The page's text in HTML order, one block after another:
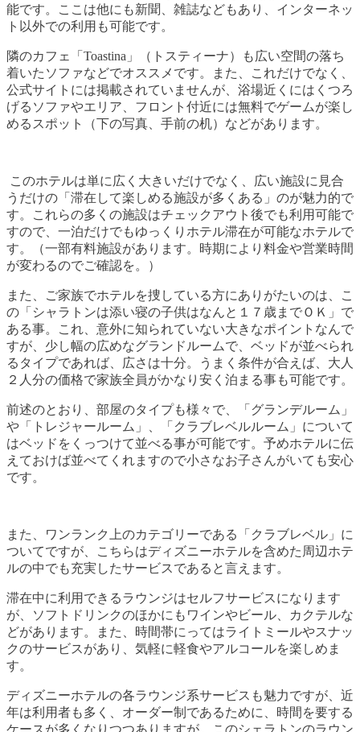
能です。ここは他にも新聞、雑誌などもあり、インターネッ
ト以外での利用も可能です。
隣のカフェ「Toastina」（トスティーナ）も広い空間の落ち
着いたソファなどでオススメです。また、これだけでなく、
公式サイトには掲載されていませんが、浴場近くにはくつろ
げるソファやエリア、フロント付近には無料でゲームが楽し
めるスポット（下の写真、手前の机）などがあります。
このホテルは単に広く大きいだけでなく、広い施設に見合
うだけの「滞在して楽しめる施設が多くある」のが魅力的で
す。これらの多くの施設はチェックアウト後でも利用可能で
すので、一泊だけでもゆっくりホテル滞在が可能なホテルで
す。（一部有料施設があります。時期により料金や営業時間
が変わるのでご確認を。）
また、ご家族でホテルを捜している方にありがたいのは、こ
の「シャラトンは添い寝の子供はなんと１７歳までＯＫ」で
ある事。これ、意外に知られていない大きなポイントなんで
すが、少し幅の広めなグランドルームで、ベッドが並べられ
るタイプであれば、広さは十分。うまく条件が合えば、大人
２人分の価格で家族全員がかなり安く泊まる事も可能です。
前述のとおり、部屋のタイプも様々で、「グランデルーム」
や「トレジャールーム」、「クラブレベルルーム」について
はベッドをくっつけて並べる事が可能です。予めホテルに伝
えておけば並べてくれますので小さなお子さんがいても安心
です。
また、ワンランク上のカテゴリーである「クラブレベル」に
ついてですが、こちらはディズニーホテルを含めた周辺ホテ
ルの中でも充実したサービスであると言えます。
滞在中に利用できるラウンジはセルフサービスになります
が、ソフトドリンクのほかにもワインやビール、カクテルな
どがあります。また、時間帯にってはライトミールやスナッ
クのサービスがあり、気軽に軽食やアルコールを楽しめま
す。
ディズニーホテルの各ラウンジ系サービスも魅力ですが、近
年は利用者も多く、オーダー制であるために、時間を要する
ケースが多くなりつつありますが、このシェラトンのラウン